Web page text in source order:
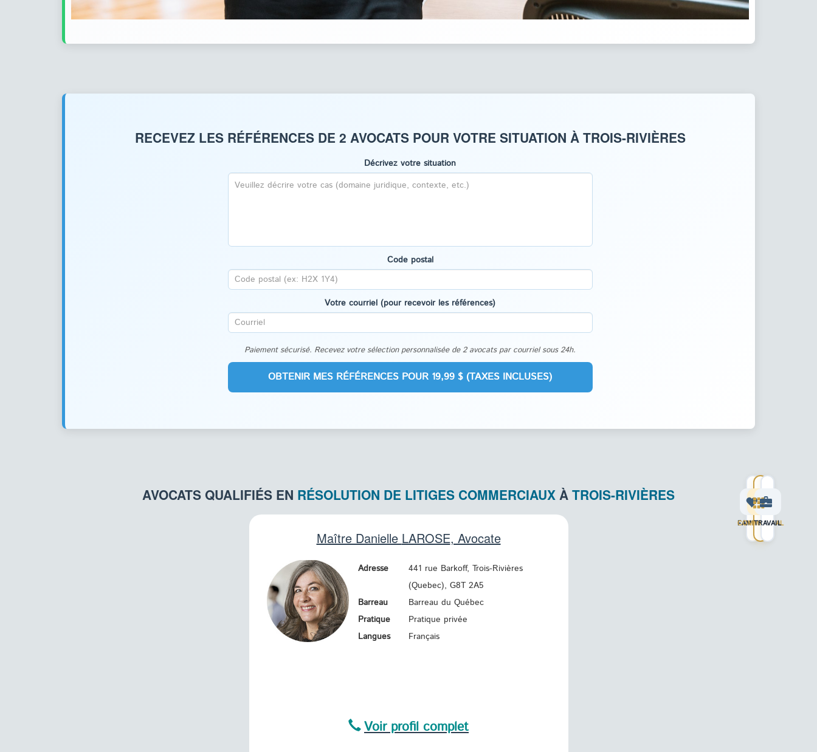
RECEVEZ LES RÉFÉRENCES DE 2 AVOCATS POUR VOTRE SITUATION À TROIS-RIVIÈRES
Décrivez votre situation
Code postal
Votre courriel (pour recevoir les références)
Paiement sécurisé. Recevez votre sélection personnalisée de 2 avocats par courriel sous 24h.
AVOCATS QUALIFIÉS EN RÉSOLUTION DE LITIGES COMMERCIAUX À TROIS-RIVIÈRES
Maître Danielle LAROSE, Avocate
Adresse
441 rue Barkoff, Trois-Rivières
(Quebec), G8T 2A5
Barreau
Barreau du Québec
Pratique
Pratique privée
Langues
Français
Voir profil complet
FAMILIAL
COMMERCIAL
TRAVAIL